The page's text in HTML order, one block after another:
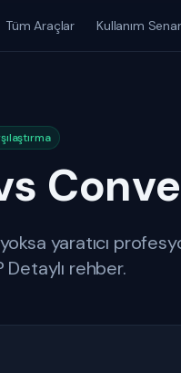
Tüm Araçlar Kullanım
yaratıcı
Detaylı rehber.